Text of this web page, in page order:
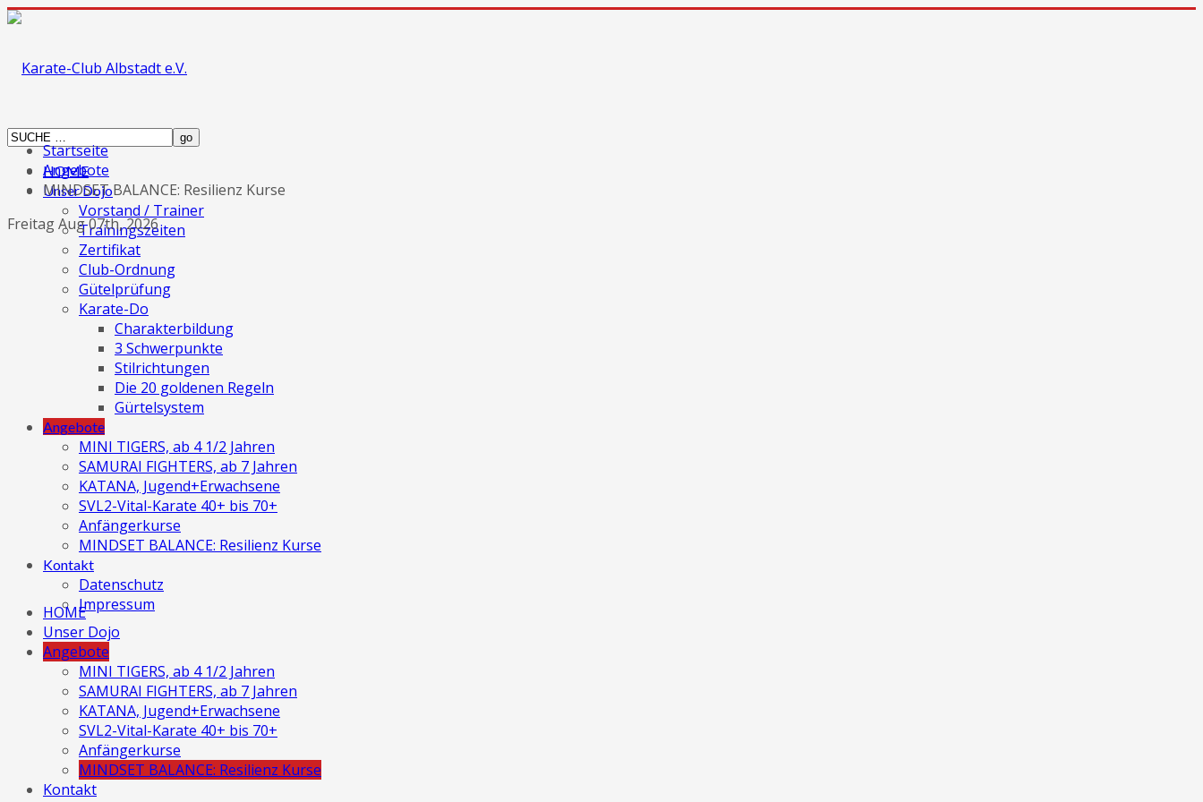
HOME
Unser Dojo
Vorstand / Trainer
Trainingszeiten
Zertifikat
Club-Ordnung
Gütelprüfung
Karate-Do
Charakterbildung
3 Schwerpunkte
Stilrichtungen
Die 20 goldenen Regeln
Gürtelsystem
Angebote
MINI TIGERS, ab 4 1/2 Jahren
SAMURAI FIGHTERS, ab 7 Jahren
KATANA, Jugend+Erwachsene
SVL2-Vital-Karate 40+ bis 70+
Anfängerkurse
MINDSET BALANCE: Resilienz Kurse
Kontakt
Datenschutz
Impressum
Startseite
Angebote
MINDSET BALANCE: Resilienz Kurse
Freitag Aug 07th, 2026
HOME
Unser Dojo
Angebote
MINI TIGERS, ab 4 1/2 Jahren
SAMURAI FIGHTERS, ab 7 Jahren
KATANA, Jugend+Erwachsene
SVL2-Vital-Karate 40+ bis 70+
Anfängerkurse
MINDSET BALANCE: Resilienz Kurse
Kontakt